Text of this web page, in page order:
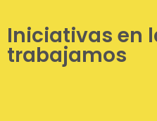
Iniciativas en
trabajamos